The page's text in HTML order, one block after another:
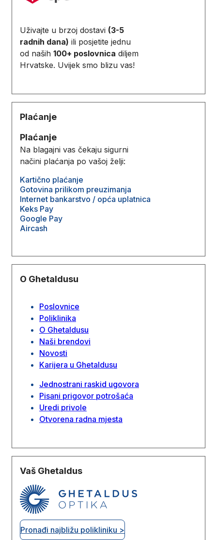
Uživajte u brzoj dostavi (3-5
radnih dana) ili posjetite jednu
od naših 100+ poslovnica diljem
Hrvatske. Uvijek smo blizu vas!
Plaćanje
Plaćanje
Na blagajni vas čekaju sigurni
načini plaćanja po vašoj želji:
Kartično plaćanje
Gotovina prilikom preuzimanja
Internet bankarstvo / opća uplatnica
Keks Pay
Google Pay
Aircash
O Ghetaldusu
Poslovnice
Poliklinika
O Ghetaldusu
Naši brendovi
Novosti
Karijera u Ghetaldusu
Jednostrani raskid ugovora
Pisani prigovor potrošaća
Uredi privole
Otvorena radna mjesta
Vaš Ghetaldus
Pronađi najbližu polikliniku >